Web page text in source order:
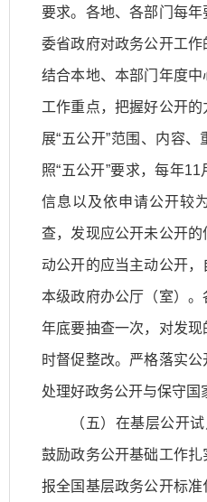
要求。各地、各部门每
委省政府对政务公开工作
结合本地、本部门年度
工作重点，把握好公开
展“五公开”范围、内容
照“五公开”要求，每年
信息以及依申请公开较
查，发现应公开未公开
动公开的应当主动公开
本级政府办公厅（室）
年底要抽查一次，对发
时督促整改。严格落实
处理好政务公开与保守国
（五）在基层公开
鼓励政务公开基础工作
报全国基层政务公开标